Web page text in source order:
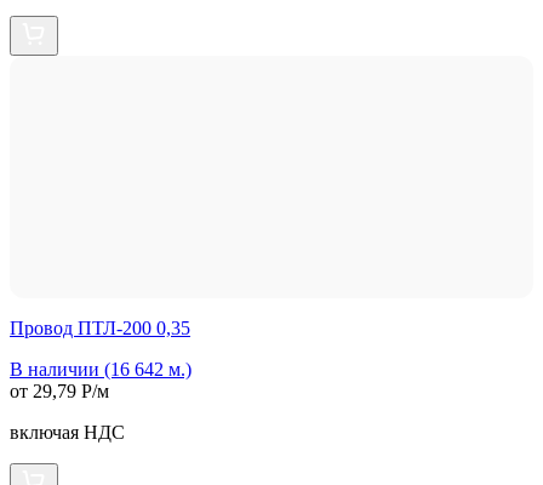
Провод ПТЛ-200 0,35
В наличии (16 642 м.)
от 29,79 Р/м
включая НДС